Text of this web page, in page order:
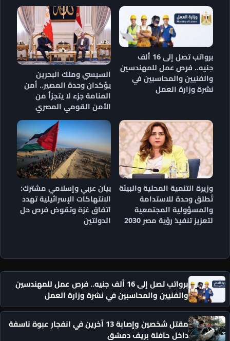
برواتب تصل إلى 16 ألف
جنيه.. فرص عمل للمهندسين
والفنيين والمحاسبين في
نشرة وزارة العمل
السيسي وملك البحرين
يؤكدان وحدة المصير.. أمن
المنامة جزء لا يتجزأ من
الأمن القومي المصري
وزيرة التنمية المحلية والبيئة
تُطلق وحدة للاستدامة
والمسؤولية المجتمعية
لتعزيز تنفيذ رؤية مصر 2030
بيان عربي وإسلامي مشترك:
الانتهاكات الإسرائيلية تهدد
اتفاق غزة وتقوض فرص حل
الدولتين
برواتب تصل إلى 16 ألف جنيه.. فرص عمل للمهندسين
والفنيين والمحاسبين في نشرة وزارة العمل
مقتل شخصين وإصابة 13 آخرين في انفجار عبوة ناسفة
داخل حافلة بريف دمشق